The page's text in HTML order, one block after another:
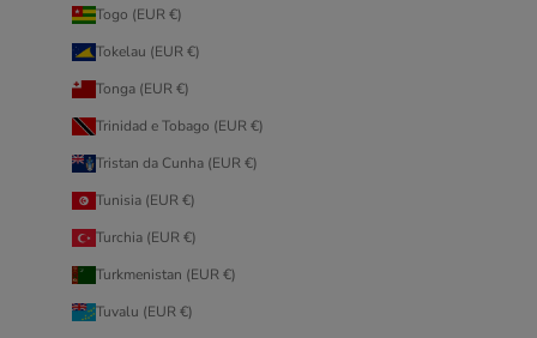
Togo (EUR €)
Tokelau (EUR €)
Tonga (EUR €)
Trinidad e Tobago (EUR €)
Tristan da Cunha (EUR €)
Tunisia (EUR €)
Turchia (EUR €)
Turkmenistan (EUR €)
Tuvalu (EUR €)